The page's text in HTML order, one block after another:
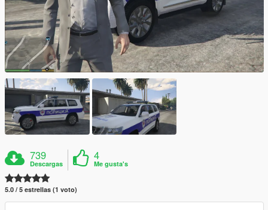
739
Descargas
4
Me gusta's
5.0 / 5 estrellas (1 voto)